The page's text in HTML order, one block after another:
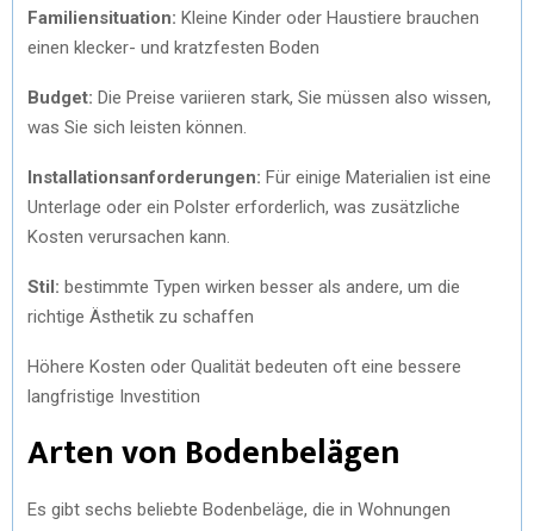
T
E
R
)
O
K
E
S
T
I
Familiensituation: Kleine Kinder oder Haustiere brauchen
einen klecker- und kratzfesten Boden
Budget: Die Preise variieren stark, Sie müssen also wissen,
was Sie sich leisten können.
Installationsanforderungen: Für einige Materialien ist eine
Unterlage oder ein Polster erforderlich, was zusätzliche
Kosten verursachen kann.
Stil: bestimmte Typen wirken besser als andere, um die
richtige Ästhetik zu schaffen
Höhere Kosten oder Qualität bedeuten oft eine bessere
langfristige Investition
Arten von Bodenbelägen
Es gibt sechs beliebte Bodenbeläge, die in Wohnungen